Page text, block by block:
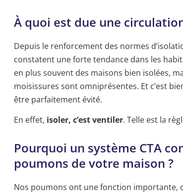
À quoi est due une
Depuis le renforcement des normes
constatent une forte tendance dans les
en plus souvent des maisons bien isolées,
moisissures sont omniprésentes. Et c’est
être parfaitement évité.
En effet, isoler, c’est ventiler. Telle est la
Pourquoi un système CTA
poumons de votre maison ?
Nos poumons ont une fonction importante,